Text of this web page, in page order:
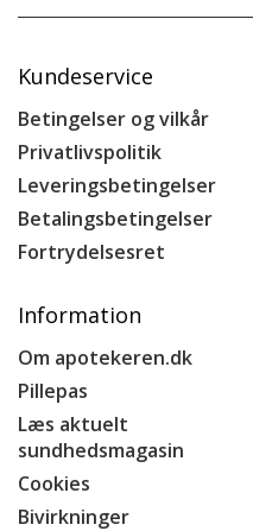
Kundeservice
Betingelser og vilkår
Privatlivspolitik
Leveringsbetingelser
Betalingsbetingelser
Fortrydelsesret
Information
Om apotekeren.dk
Pillepas
Læs aktuelt
sundhedsmagasin
Cookies
Bivirkninger